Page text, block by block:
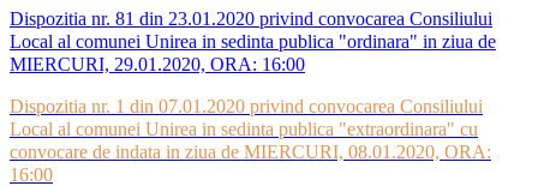
Dispozitia nr. 81 din 23.01.2020 privind convocarea Consiliului
Local al comunei Unirea in sedinta publica "ordinara" in ziua de
MIERCURI, 29.01.2020, ORA: 16:00
Dispozitia nr. 1 din 07.01.2020 privind convocarea Consiliului
Local al comunei Unirea in sedinta publica "extraordinara" cu
convocare de indata in ziua de MIERCURI, 08.01.2020, ORA:
16:00